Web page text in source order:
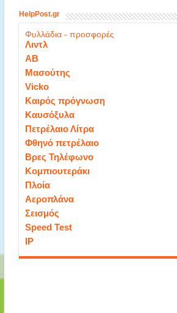
HelpPost.gr
Φυλλάδια - προσφορές
Λιντλ
ΑΒ
Μασούτης
Vicko
Καιρός πρόγνωση
Καυσόξυλα
Πετρέλαιο Λίτρα
Φθηνό πετρέλαιο
Βρες Τηλέφωνο
Κομπιουτεράκι
Πλοία
Αεροπλάνα
Σεισμός
Speed Test
IP